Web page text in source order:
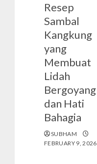
Resep
Sambal
Kangkung
yang
Membuat
Lidah
Bergoyang
dan Hati
Bahagia
SUBHAM
FEBRUARY 9, 2026